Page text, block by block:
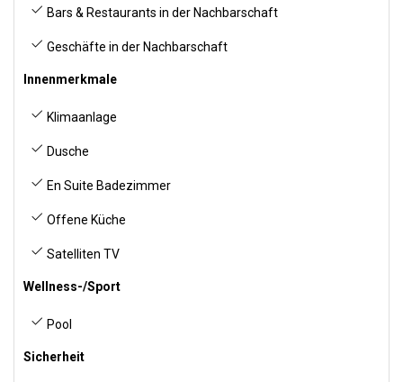
Bars & Restaurants in der Nachbarschaft
Geschäfte in der Nachbarschaft
Innenmerkmale
Klimaanlage
Dusche
En Suite Badezimmer
Offene Küche
Satelliten TV
Wellness-/Sport
Pool
Sicherheit